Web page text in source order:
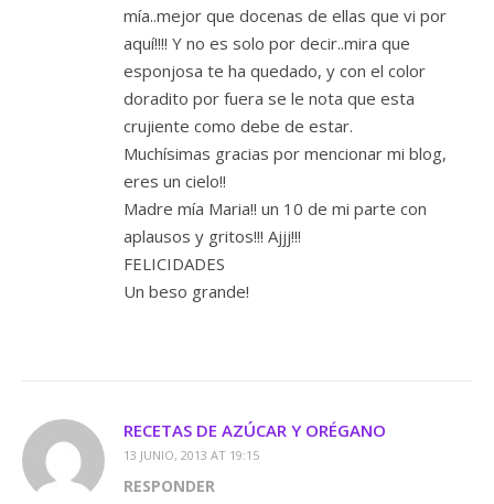
mía..mejor que docenas de ellas que vi por
aquí!!!! Y no es solo por decir..mira que
esponjosa te ha quedado, y con el color
doradito por fuera se le nota que esta
crujiente como debe de estar.
Muchísimas gracias por mencionar mi blog,
eres un cielo!!
Madre mía Maria!! un 10 de mi parte con
aplausos y gritos!!! Ajjj!!!
FELICIDADES
Un beso grande!
RECETAS DE AZÚCAR Y ORÉGANO
13 JUNIO, 2013 AT 19:15
RESPONDER